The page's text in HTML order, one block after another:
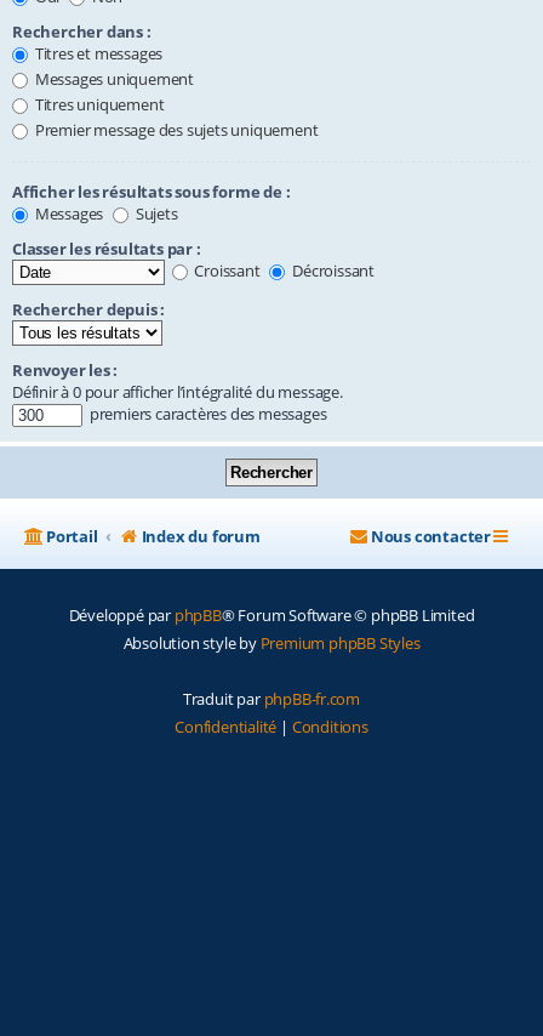
Rechercher dans :
Titres et messages
Messages uniquement
Titres uniquement
Premier message des sujets uniquement
Afficher les résultats sous forme de :
Messages
Sujets
Classer les résultats par :
Croissant
Décroissant
Rechercher depuis :
Renvoyer les :
Définir à 0 pour afficher l’intégralité du message.
premiers caractères des messages
Portail Index du forum Nous contacter
Développé par phpBB® Forum Software © phpBB Limited
Absolution style by Premium phpBB Styles
Traduit par phpBB-fr.com
Confidentialité | Conditions